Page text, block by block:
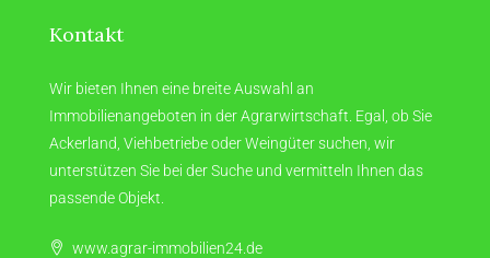
Kontakt
Wir bieten Ihnen eine breite Auswahl an
Immobilienangeboten in der Agrarwirtschaft. Egal, ob Sie
Ackerland, Viehbetriebe oder Weingüter suchen, wir
unterstützen Sie bei der Suche und vermitteln Ihnen das
passende Objekt.
www.agrar-immobilien24.de